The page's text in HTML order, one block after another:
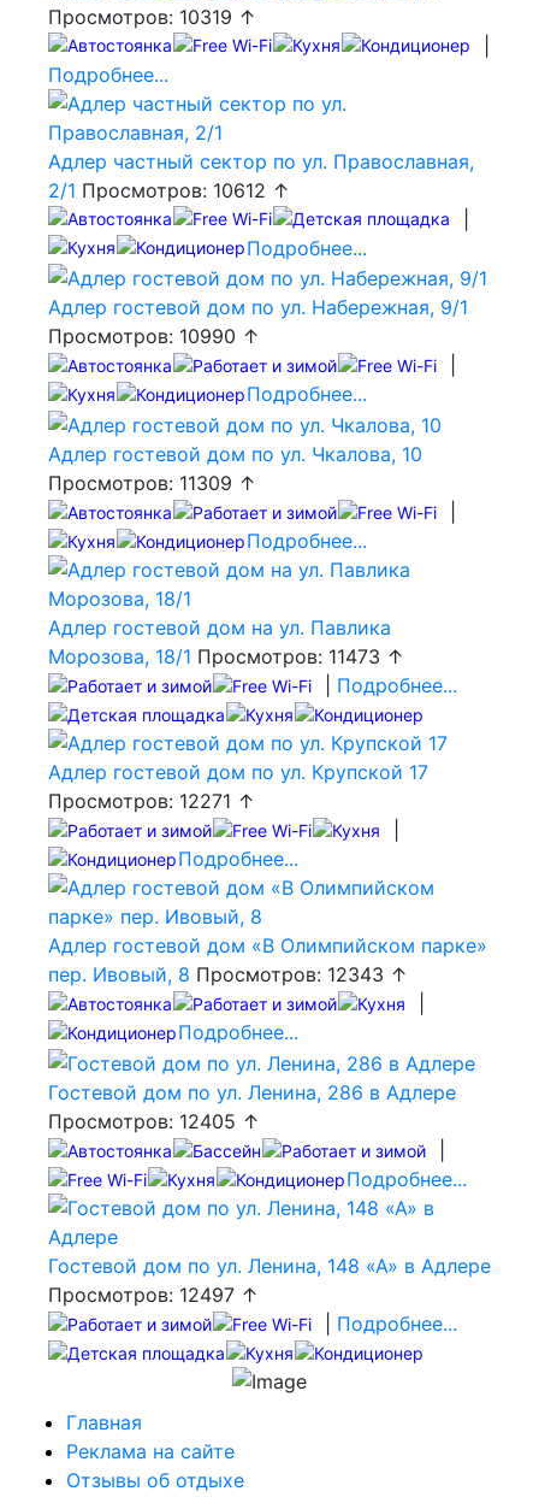
Просмотров: 10319 ↑
Подробнее...
Адлер частный сектор по ул. Православная,
2/1 Просмотров: 10612 ↑
Подробнее...
Адлер гостевой дом по ул. Набережная, 9/1
Просмотров: 10990 ↑
Подробнее...
Адлер гостевой дом по ул. Чкалова, 10
Просмотров: 11309 ↑
Подробнее...
Адлер гостевой дом на ул. Павлика
Морозова, 18/1 Просмотров: 11473 ↑
Подробнее...
Адлер гостевой дом по ул. Крупской 17
Просмотров: 12271 ↑
Подробнее...
Адлер гостевой дом «В Олимпийском парке»
пер. Ивовый, 8 Просмотров: 12343 ↑
Подробнее...
Гостевой дом по ул. Ленина, 286 в Адлере
Просмотров: 12405 ↑
Подробнее...
Гостевой дом по ул. Ленина, 148 «А» в Адлере
Просмотров: 12497 ↑
Подробнее...
Главная
Реклама на сайте
Отзывы об отдыхе